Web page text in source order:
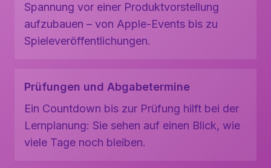
Spannung vor einer Produktvorstellung
aufzubauen – von Apple-Events bis zu
Spieleveröffentlichungen.
Prüfungen und Abgabetermine
Ein Countdown bis zur Prüfung hilft bei der
Lernplanung: Sie sehen auf einen Blick, wie
viele Tage noch bleiben.